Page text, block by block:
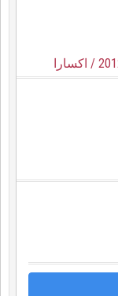
/ اكسارا